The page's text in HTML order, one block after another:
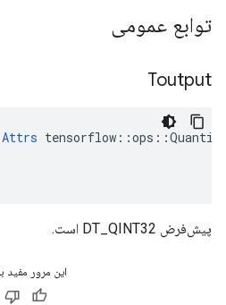
توابع عمومی
Toutput
Attrs
پیش‌فرض DT_QINT32 است.
این مرور مفید